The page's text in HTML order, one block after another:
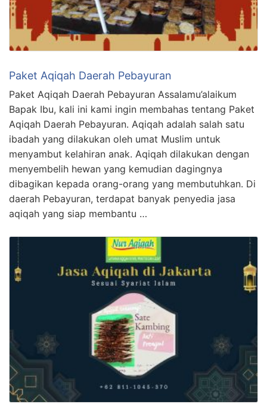
Paket Aqiqah Daerah Pebayuran
Paket Aqiqah Daerah Pebayuran Assalamu’alaikum
Bapak Ibu, kali ini kami ingin membahas tentang Paket
Aqiqah Daerah Pebayuran. Aqiqah adalah salah satu
ibadah yang dilakukan oleh umat Muslim untuk
menyambut kelahiran anak. Aqiqah dilakukan dengan
menyembelih hewan yang kemudian dagingnya
dibagikan kepada orang-orang yang membutuhkan. Di
daerah Pebayuran, terdapat banyak penyedia jasa
aqiqah yang siap membantu …